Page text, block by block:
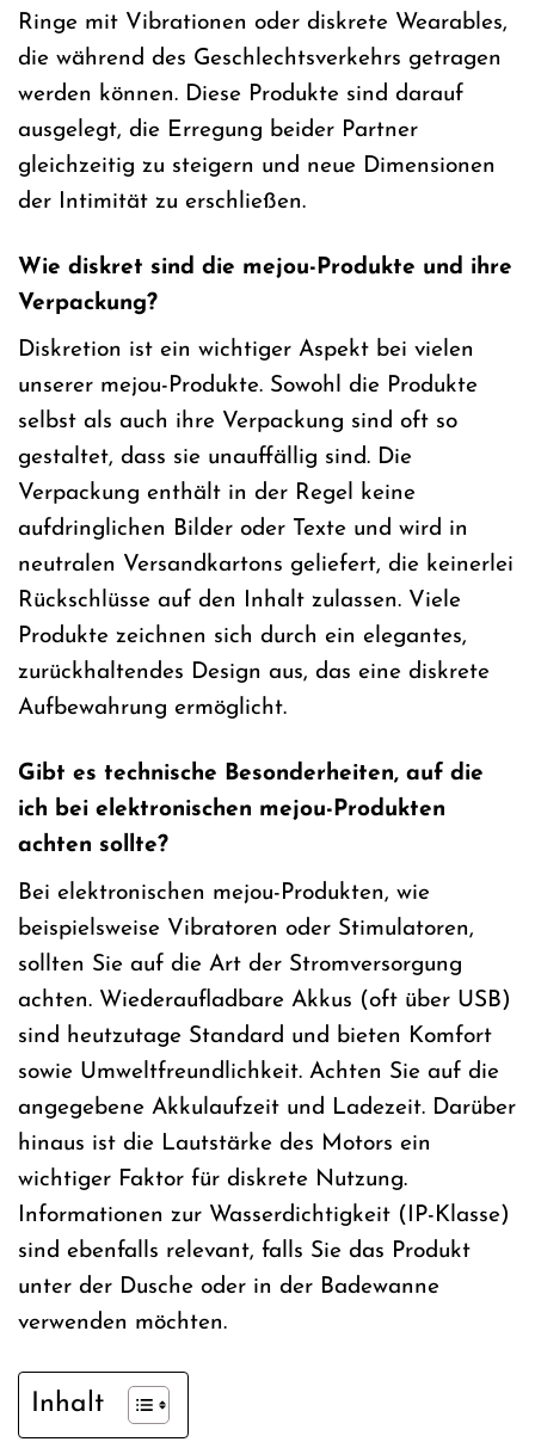
Ringe mit Vibrationen oder diskrete Wearables,
die während des Geschlechtsverkehrs getragen
werden können. Diese Produkte sind darauf
ausgelegt, die Erregung beider Partner
gleichzeitig zu steigern und neue Dimensionen
der Intimität zu erschließen.
Wie diskret sind die mejou-Produkte und ihre
Verpackung?
Diskretion ist ein wichtiger Aspekt bei vielen
unserer mejou-Produkte. Sowohl die Produkte
selbst als auch ihre Verpackung sind oft so
gestaltet, dass sie unauffällig sind. Die
Verpackung enthält in der Regel keine
aufdringlichen Bilder oder Texte und wird in
neutralen Versandkartons geliefert, die keinerlei
Rückschlüsse auf den Inhalt zulassen. Viele
Produkte zeichnen sich durch ein elegantes,
zurückhaltendes Design aus, das eine diskrete
Aufbewahrung ermöglicht.
Gibt es technische Besonderheiten, auf die
ich bei elektronischen mejou-Produkten
achten sollte?
Bei elektronischen mejou-Produkten, wie
beispielsweise Vibratoren oder Stimulatoren,
sollten Sie auf die Art der Stromversorgung
achten. Wiederaufladbare Akkus (oft über USB)
sind heutzutage Standard und bieten Komfort
sowie Umweltfreundlichkeit. Achten Sie auf die
angegebene Akkulaufzeit und Ladezeit. Darüber
hinaus ist die Lautstärke des Motors ein
wichtiger Faktor für diskrete Nutzung.
Informationen zur Wasserdichtigkeit (IP-Klasse)
sind ebenfalls relevant, falls Sie das Produkt
unter der Dusche oder in der Badewanne
verwenden möchten.
Inhalt